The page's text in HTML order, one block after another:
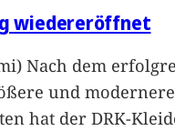
wiedereröffnet
Nach dem
und modernere
hat der DRK-